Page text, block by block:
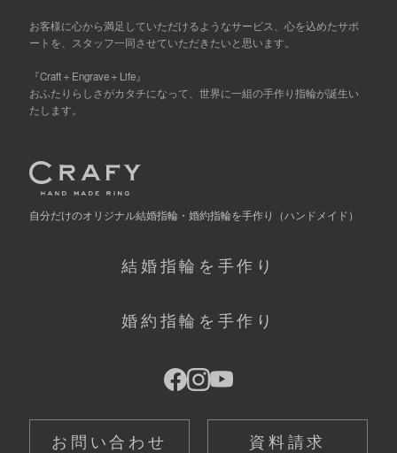
お客様に心から満足していただけるようなサービス、心を込めたサポ
ートを、スタッフ一同させていただきたいと思います。
『Craft＋Engrave＋Life』
おふたりらしさがカタチになって、世界に一組の手作り指輪が誕生い
たします。
自分だけのオリジナル結婚指輪・婚約指輪を手作り （ハンドメイド）
結婚指輪を手作り
婚約指輪を手作り
お問い合わせ 資料請求